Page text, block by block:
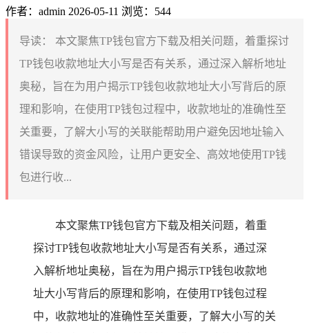
作者：admin 2026-05-11 浏览：544
导读：
本文聚焦TP钱包官方下载及相关问题，着重探讨
TP钱包收款地址大小写是否有关系，通过深入解析地址
奥秘，旨在为用户揭示TP钱包收款地址大小写背后的原
理和影响，在使用TP钱包过程中，收款地址的准确性至
关重要，了解大小写的关联能帮助用户避免因地址输入
错误导致的资金风险，让用户更安全、高效地使用TP钱
包进行收...
本文聚焦TP钱包官方下载及相关问题，着重
探讨TP钱包收款地址大小写是否有关系，通过深
入解析地址奥秘，旨在为用户揭示TP钱包收款地
址大小写背后的原理和影响，在使用TP钱包过程
中，收款地址的准确性至关重要，了解大小写的关